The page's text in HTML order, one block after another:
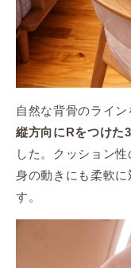
自然な背骨のライ
縦方向にRをつけた
した。クッション
身の動きにも柔軟
す。